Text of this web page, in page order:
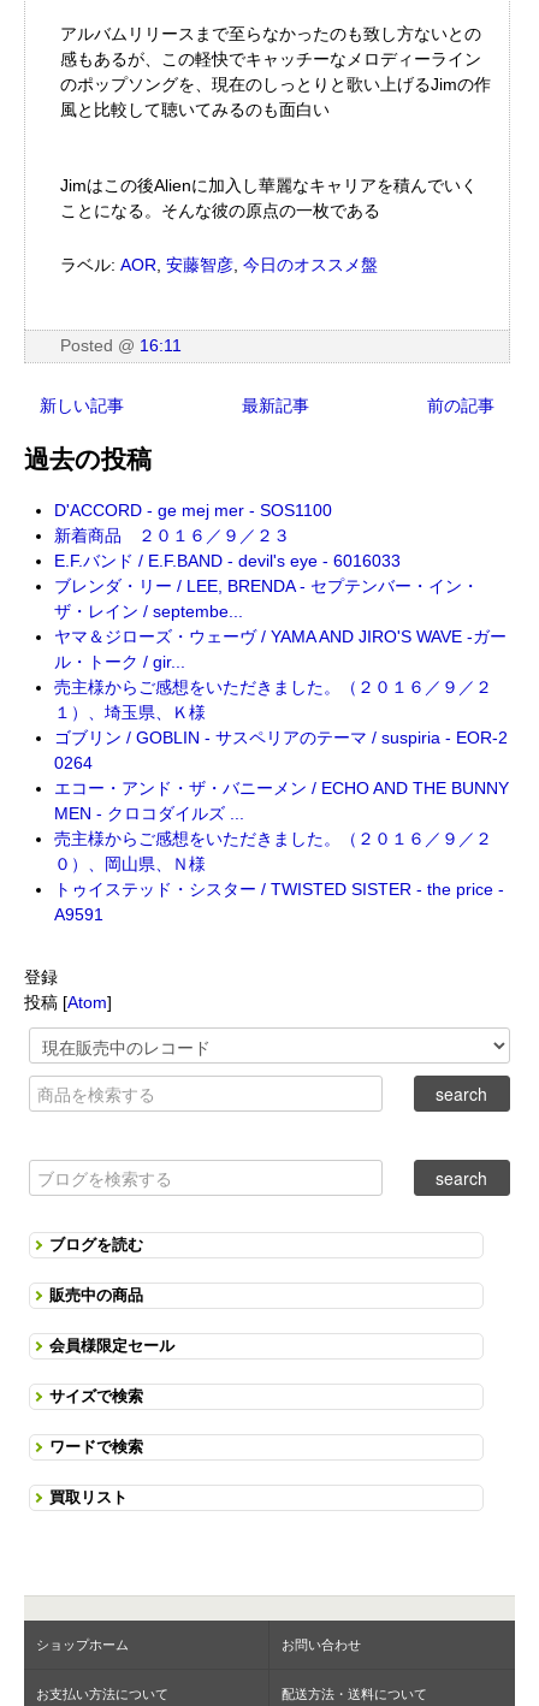
アルバムリリースまで至らなかったのも致し方ないとの
感もあるが、この軽快でキャッチーなメロディーライン
のポップソングを、現在のしっとりと歌い上げるJimの作
風と比較して聴いてみるのも面白い
Jimはこの後Alienに加入し華麗なキャリアを積んでいく
ことになる。そんな彼の原点の一枚である
ラベル: AOR, 安藤智彦, 今日のオススメ盤
Posted @ 16:11
新しい記事 最新記事 前の記事
過去の投稿
D'ACCORD - ge mej mer - SOS1100
新着商品 ２０１６／９／２３
E.F.バンド / E.F.BAND - devil's eye - 6016033
ブレンダ・リー / LEE, BRENDA - セプテンバー・イン・
ザ・レイン / septembe...
ヤマ＆ジローズ・ウェーヴ / YAMA AND JIRO'S WAVE -ガー
ル・トーク / gir...
売主様からご感想をいただきました。（２０１６／９／２
１）、埼玉県、Ｋ様
ゴブリン / GOBLIN - サスペリアのテーマ / suspiria - EOR-2
0264
エコー・アンド・ザ・バニーメン / ECHO AND THE BUNNY
MEN - クロコダイルズ ...
売主様からご感想をいただきました。（２０１６／９／２
０）、岡山県、Ｎ様
トゥイステッド・シスター / TWISTED SISTER - the price -
A9591
登録
投稿 [Atom]
ブログを読む
販売中の商品
会員様限定セール
サイズで検索
ワードで検索
買取リスト
ショップホーム お問い合わせ
お支払い方法について 配送方法・送料について